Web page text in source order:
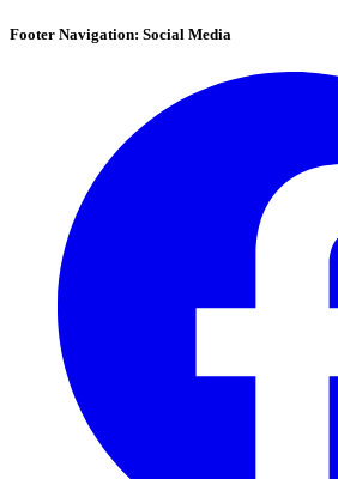
Footer Navigation: Social Media